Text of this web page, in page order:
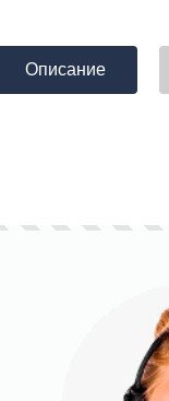
Описание